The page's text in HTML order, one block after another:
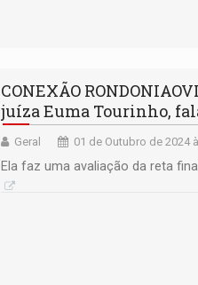
CONEXÃO
juíza Euma Tourinho,
Geral 01 de Outubro de 2024
Ela faz uma avaliação da reta